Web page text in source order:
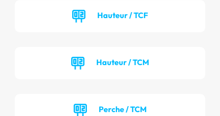
Hauteur / TCF
Hauteur / TCM
Perche / TCM